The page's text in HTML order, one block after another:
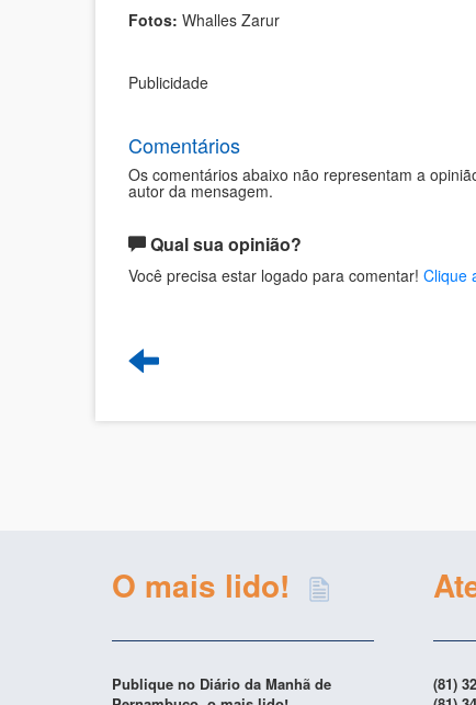
Fotos: Whalles Zarur
Publicidade
Comentários
Os comentários abaixo não representam a
autor da mensagem.
Qual sua opinião?
Você precisa estar logado para comentar! Clique
O mais lido!
Publique no Diário da Manhã de
(81)